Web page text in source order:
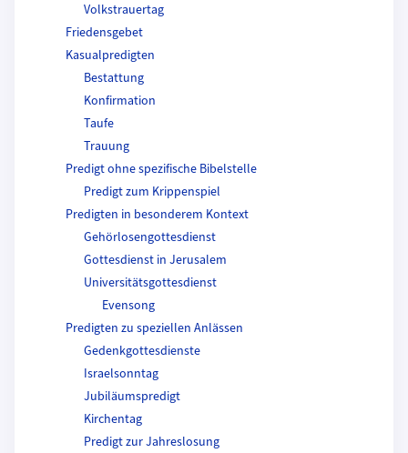
Volkstrauertag
Friedensgebet
Kasualpredigten
Bestattung
Konfirmation
Taufe
Trauung
Predigt ohne spezifische Bibelstelle
Predigt zum Krippenspiel
Predigten in besonderem Kontext
Gehörlosengottesdienst
Gottesdienst in Jerusalem
Universitätsgottesdienst
Evensong
Predigten zu speziellen Anlässen
Gedenkgottesdienste
Israelsonntag
Jubiläumspredigt
Kirchentag
Predigt zur Jahreslosung